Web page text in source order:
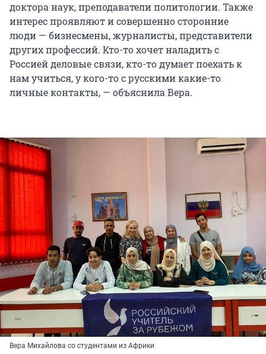
доктора наук, преподаватели политологии. Также
интерес проявляют и совершенно сторонние
люди — бизнесмены, журналисты, представители
других профессий. Кто-то хочет наладить с
Россией деловые связи, кто-то думает поехать к
нам учиться, у кого-то с русскими какие-то
личные контакты, — объяснила Вера.
Вера Михайлова со студентами из Африки